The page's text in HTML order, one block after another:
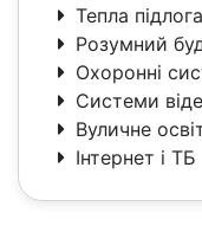
Тепла підлога
Розумний
Охоронні
Системи
Вуличне
Інтернет і ТБ